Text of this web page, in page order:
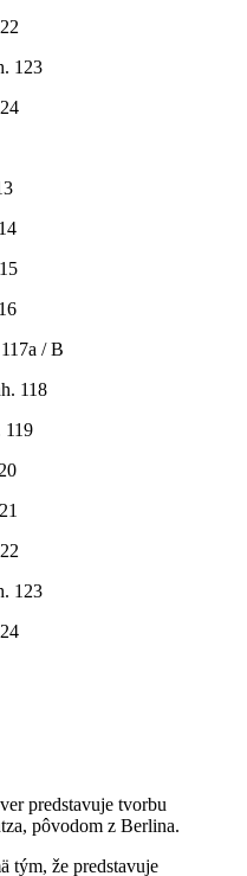
/ B
118
123
predstavuje tvorbu
hravých skladbách,
Pop Crossover aj vo
Lucie, Tomáša a Michala,